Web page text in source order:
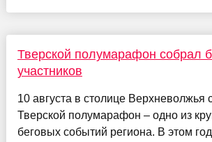
Тверской полумарафон собрал
участников
10 августа в столице Верхневолжья
Тверской полумарафон – одно из
беговых событий региона. В этом